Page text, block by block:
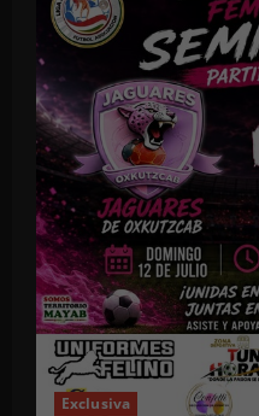
Exclusiva